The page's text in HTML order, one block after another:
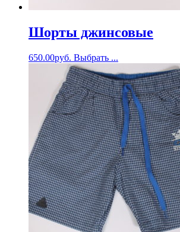
Шорты джинсовые
650.00руб. Выбрать ...